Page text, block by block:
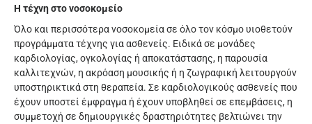
Η τέχνη στο νοσοκομείο
Όλο και περισσότερα νοσοκομεία σε όλο τον κόσμο υιοθετούν
προγράμματα τέχνης για ασθενείς. Ειδικά σε μονάδες
καρδιολογίας, ογκολογίας ή αποκατάστασης, η παρουσία
καλλιτεχνών, η ακρόαση μουσικής ή η ζωγραφική λειτουργούν
υποστηρικτικά στη θεραπεία. Σε καρδιολογικούς ασθενείς που
έχουν υποστεί έμφραγμα ή έχουν υποβληθεί σε επεμβάσεις, η
συμμετοχή σε δημιουργικές δραστηριότητες βελτιώνει την